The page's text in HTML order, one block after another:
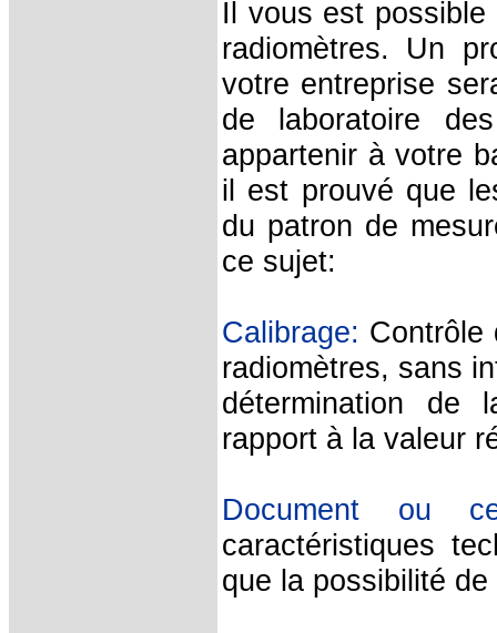
Il vous est
radiomètres. Un
votre entreprise
de laboratoire
appartenir à votre
il est prouvé que
du patron de
ce sujet:
Calibrage: Contrôle
radiomètres, sans
détermination de
rapport à la valeur
Document ou
caractéristiques
que la possibilité